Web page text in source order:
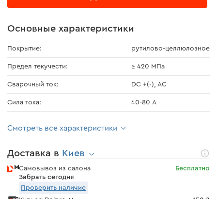
Основные характеристики
Покрытие: рутилово-целлюлозное
Предел текучести: ≥ 420 МПа
Сварочный ток: DC +(-), AС
Сила тока: 40-80 А
Смотреть все характеристики
Доставка в Киев
Самовывоз из салона
Забрать сегодня
Бесплатно
Проверить наличие